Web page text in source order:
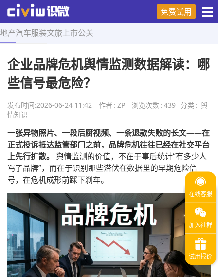
免费试用
地产汽车服装文旅 上市公关
首页 > 舆情知识 > 正文
企业品牌危机舆情监测数据解读：哪
些信号最危险？
发布时间:2026-06-24 11:42 作者 : ZP 浏览次数 : 439 分类 : 舆
情知识
一张异物照片、一段后厨视频、一条退款失败的长文——在
正式投诉抵达监管部门之前，品牌危机往往已经在社交平台
上先行扩散。 舆情监测的价值，不在于事后统计“有多少人
骂了品牌”，而在于识别那些潜伏在数据里的早期危险信
号，在危机成形前踩下刹车。